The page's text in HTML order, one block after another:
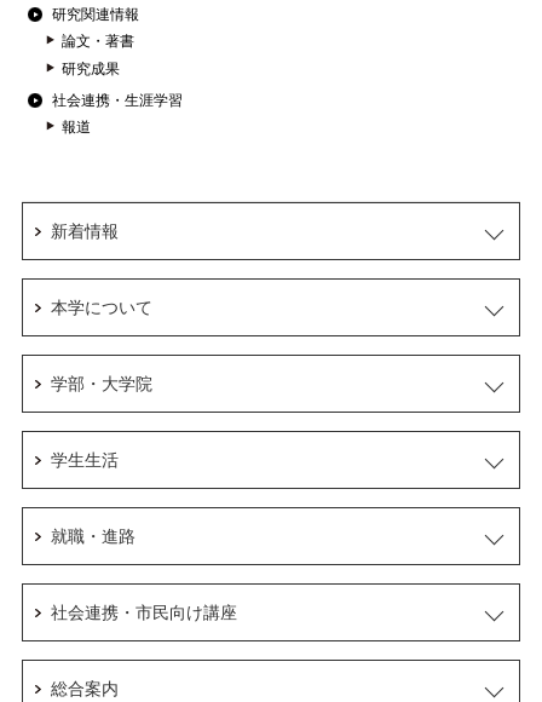
研究関連情報
論文・著書
研究成果
社会連携・生涯学習
報道
新着情報
本学について
学部・大学院
学生生活
就職・進路
社会連携・市民向け講座
総合案内